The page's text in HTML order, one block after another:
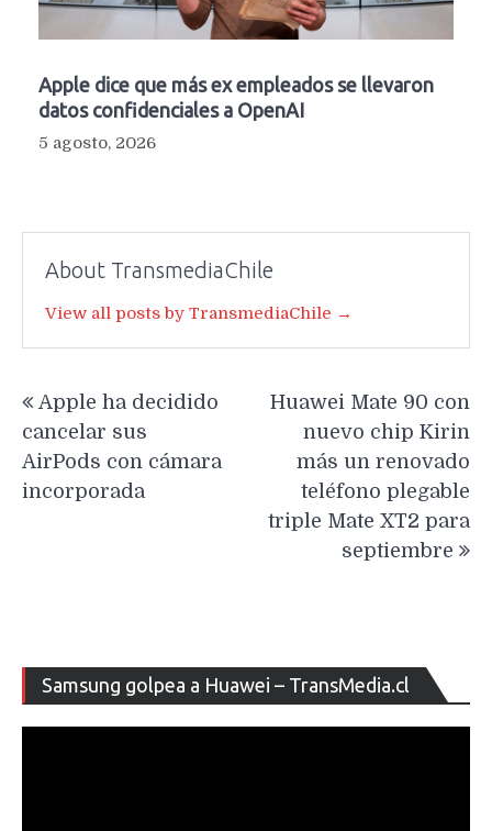
Apple dice que más ex empleados se llevaron
datos confidenciales a OpenAI
5 agosto, 2026
About TransmediaChile
View all posts by TransmediaChile →
de
entradas
Apple ha decidido
cancelar sus
AirPods con cámara
incorporada
Huawei Mate 90 con
nuevo chip Kirin
más un renovado
teléfono plegable
triple Mate XT2 para
septiembre
Samsung golpea a Huawei – TransMedia.cl
de